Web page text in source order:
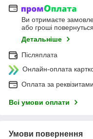
Ви отримаєте
або гроші
Детальніше
Післяплата
Онлайн-оплата
Оплата за реквізитами
Всі умови оплати
Умови повернення